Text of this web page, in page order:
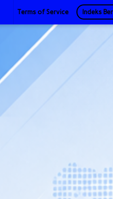
Terms of Service Indeks